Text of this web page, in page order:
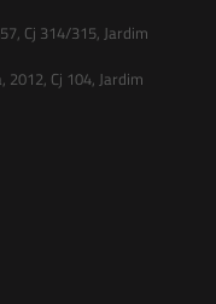
Cj 314/315, Jardim
Cj 104, Jardim